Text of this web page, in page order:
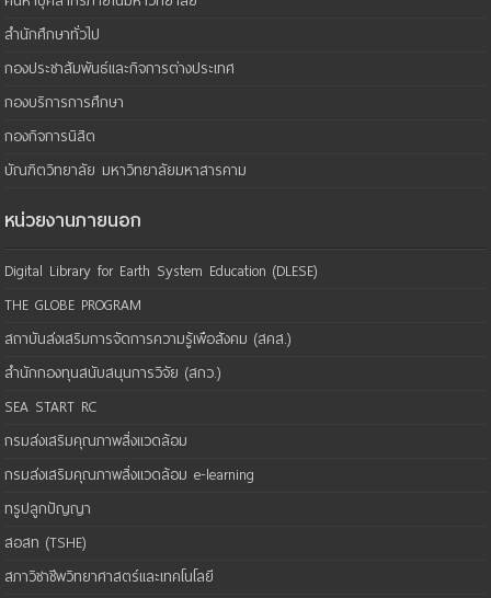
สำนักศึกษาทั่วไป
กองประชาสัมพันธ์และกิจการต่างประเทศ
กองบริการการศึกษา
กองกิจการนิสิต
บัณฑิตวิทยาลัย มหาวิทยาลัยมหาสารคาม
หน่วยงานภายนอก
Digital Library for Earth System Education (DLESE)
THE GLOBE PROGRAM
สถาบันส่งเสริมการจัดการความรู้เพือสังคม (สคส.)
สำนักกองทุนสนับสนุนการวิจัย (สกว.)
SEA START RC
กรมส่งเสริมคุณภาพสิ่งแวดล้อม
กรมส่งเสริมคุณภาพสิ่งแวดล้อม e-learning
ทรูปลูกปัญญา
สอสท (TSHE)
สภาวิชาชีพวิทยาศาสตร์และเทคโนโลยี